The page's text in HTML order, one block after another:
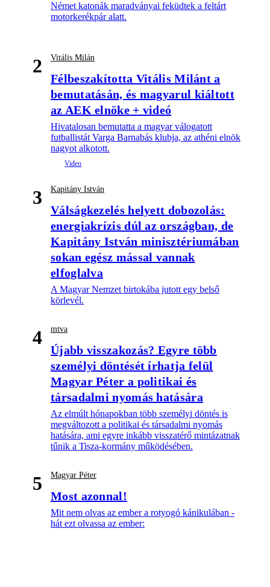
Német katonák maradványai feküdtek a feltárt
motorkerékpár alatt.
2 Vitális Milán
Félbeszakította Vitális Milánt a
bemutatásán, és magyarul kiáltott
az AEK elnöke + videó
Hivatalosan bemutatta a magyar válogatott
futballistát Varga Barnabás klubja, az athéni elnök
nagyot alkotott.
3 Kapitány István
Válságkezelés helyett dobozolás:
energiakrízis dúl az országban, de
Kapitány István minisztériumában
sokan egész mással vannak
elfoglalva
A Magyar Nemzet birtokába jutott egy belső
körlevél.
4 mtva
Újabb visszakozás? Egyre több
személyi döntését írhatja felül
Magyar Péter a politikai és
társadalmi nyomás hatására
Az elmúlt hónapokban több személyi döntés is
megváltozott a politikai és társadalmi nyomás
hatására, ami egyre inkább visszatérő mintázatnak
tűnik a Tisza-kormány működésében.
5 Magyar Péter
Most azonnal!
Mit nem olvas az ember a rotyogó kánikulában -
hát ezt olvassa az ember: